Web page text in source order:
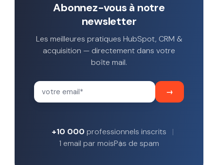
Abonnez-vous à notre
newsletter
Les meilleures pratiques HubSpot, CRM &
acquisition — directement dans votre
boîte mail.
+10 000 professionnels inscrits
1 email par moisPas de spam